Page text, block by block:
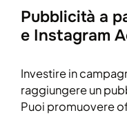
Pubblicità a
e Instagram
Investire in
raggiungere un
Puoi promuovere